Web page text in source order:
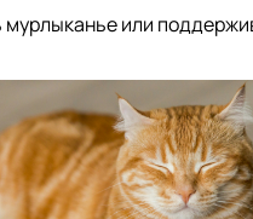
мурлыканье или